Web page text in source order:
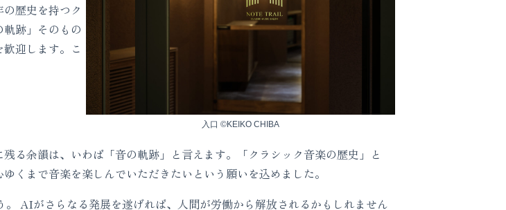
歴史を持つク
跡」そのもの
迎します。こ
入口 ©KEIKO CHIBA
る余韻は、いわば「音の軌跡」と言えます。「クラシック音楽の歴史」と
くまで音楽を楽しんでいただきたいという願いを込めました。
AIがさらなる発展を遂げれば、人間が労働から解放されるかもしれません